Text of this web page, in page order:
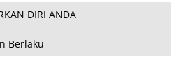
DIRI ANDA
Berlaku